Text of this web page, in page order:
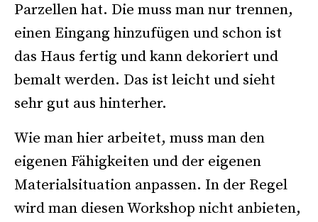
Parzellen hat. Die muss man nur trennen,
einen Eingang hinzufügen und schon ist
das Haus fertig und kann dekoriert und
bemalt werden. Das ist leicht und sieht
sehr gut aus hinterher.
Wie man hier arbeitet, muss man den
eigenen Fähigkeiten und der eigenen
Materialsituation anpassen. In der Regel
wird man diesen Workshop nicht anbieten,